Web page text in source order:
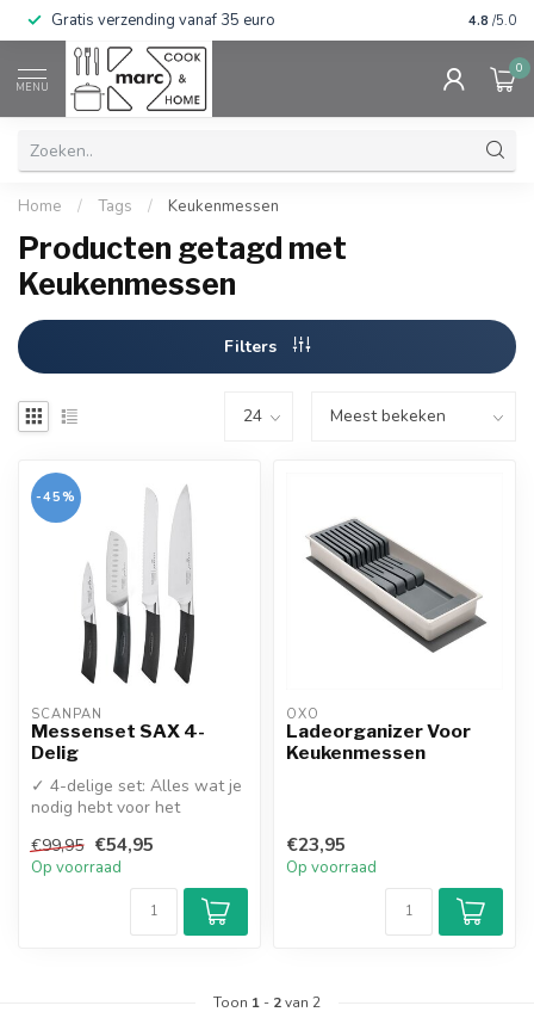
Gratis verzending vanaf 35 euro 4.8 /5.0
MENU
0
Home / Tags / Keukenmessen
Producten getagd met
Keukenmessen
Filters
-45%
SCANPAN
Messenset SAX 4-
Delig
✓ 4-delige set: Alles wat je
nodig hebt voor het
✓ Duits ro...
€99,95 €54,95
Op voorraad
OXO
Ladeorganizer Voor
Keukenmessen
€23,95
Op voorraad
Toon 1 - 2van 2